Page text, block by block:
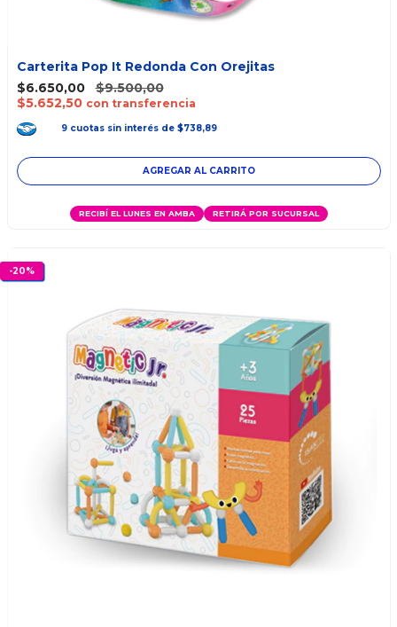
Carterita Pop It Redonda Con Orejitas
$6.650,00
$9.500,00
$5.652,50 con transferencia
9 cuotas sin interés de $738,89
RECIBÍ EL LUNES EN AMBA RETIRÁ POR SUCURSAL
-20%